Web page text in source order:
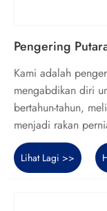
Pengering
Kami adalah
mengabdikan diri
bertahun-tahun,
menjadi rakan
Lihat Lagi >>